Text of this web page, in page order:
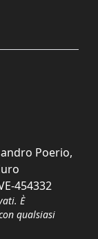
Poerio,
454332
È
qualsiasi